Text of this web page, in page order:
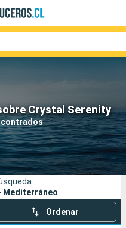
Crystal Serenity
Compañías
Buscar
Mediterráneo
Ordenar